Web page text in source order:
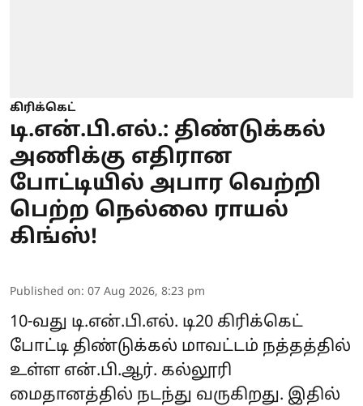
கிரிக்கெட்
டி.என்.பி.எல்.: திண்டுக்கல்
அணிக்கு எதிரான
போட்டியில் அபார வெற்றி
பெற்ற நெல்லை ராயல்
கிங்ஸ்!
Published on: 07 Aug 2026, 8:23 pm
10-வது டி.என்.பி.எல். டி20 கிரிக்கெட்
போட்டி திண்டுக்கல் மாவட்டம் நத்தத்தில்
உள்ள என்.பி.ஆர். கல்லூரி
மைதானத்தில் நடந்து வருகிறது. இதில்